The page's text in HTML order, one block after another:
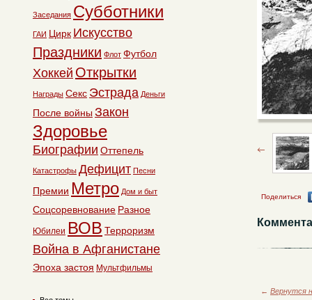
Поделиться
← Вернутся
Заседания Субботники
ГАИ Цирк Искусство
Праздники Флот Футбол
Хоккей Открытки
Награды Секс Эстрада Деньги
После войны Закон
Здоровье
Биографии Оттепель
Катастрофы Дефицит Песни
Премии Метро Дом и быт
Соцсоревнование Разное
Юбилеи ВОВ Терроризм
Война в Афганистане
Эпоха застоя Мультфильмы